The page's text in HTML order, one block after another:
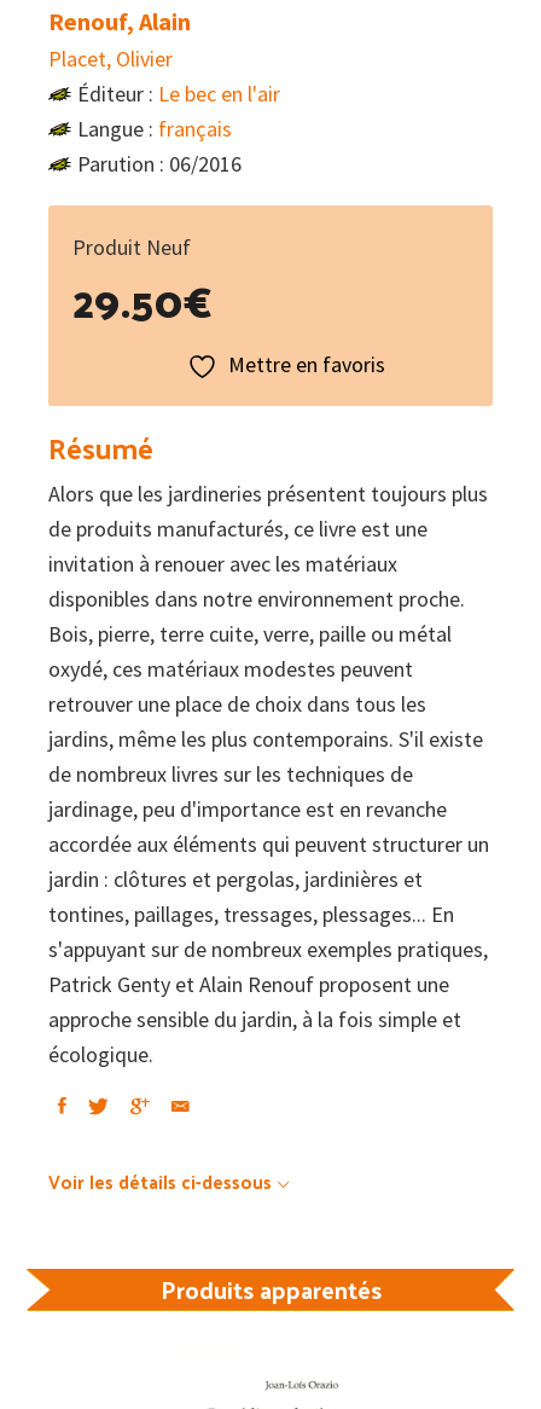
Renouf, Alain
Placet, Olivier
Éditeur : Le bec en l'air
Langue : français
Parution : 06/2016
Produit Neuf
29.50€
Mettre en favoris
Résumé
Alors que les jardineries présentent toujours plus
de produits manufacturés, ce livre est une
invitation à renouer avec les matériaux
disponibles dans notre environnement proche.
Bois, pierre, terre cuite, verre, paille ou métal
oxydé, ces matériaux modestes peuvent
retrouver une place de choix dans tous les
jardins, même les plus contemporains. S'il existe
de nombreux livres sur les techniques de
jardinage, peu d'importance est en revanche
accordée aux éléments qui peuvent structurer un
jardin : clôtures et pergolas, jardinières et
tontines, paillages, tressages, plessages... En
s'appuyant sur de nombreux exemples pratiques,
Patrick Genty et Alain Renouf proposent une
approche sensible du jardin, à la fois simple et
écologique.
Voir les détails ci-dessous
Produits apparentés